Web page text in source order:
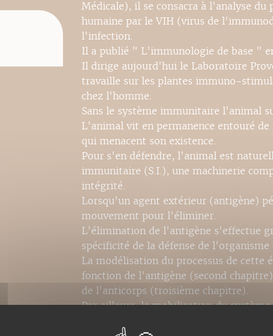
Médicale), il se consacra à l'analyse
humaine par le VIH (virus de
l'infection.
Il a publié " L'immunologie de base "
Il dirige aujourd'hui le Laboratoire
travaille sur les plantes immuno-
chez l'homme.
Sans le système immunitaire l'animal
L'animal vit en permanence entouré
qui menacent son existence.
Pour s'en défendre, l'animal est
immunitaire (S.I.), une machinerie
intégrité.
Lorsqu'un agent extérieur (antigène)
mouvement pour l'éliminer.
L'élimination de l'antigène s'effectue
spécificité de la défense de
La modélisation du processus de cette
fonction de l'antigène (second
de l'anticorps (troisième chapitre).
Par ailleurs, la mobilisation du
combat et sa combinaison au